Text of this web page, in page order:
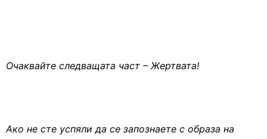
Очаквайте следващата част – Жертвата!
Ако не сте успяли да се запознаете с образа на